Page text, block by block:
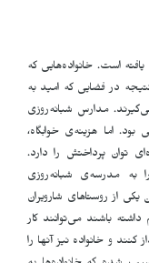
است. خانواده‌هایی که
در فضایی که امید به
مدارس شبانه‌روزی
اما هزینه‌ی خوابگاه،
توان پرداختش را دارد.
به مدرسه‌ی شبانه‌روزی
یکی از روستاهای شارویران
باشند می‌توانند کار
و خانواده نیز آنها را